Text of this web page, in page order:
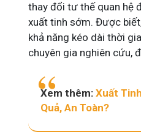
thay đổi tư thế quan hệ
xuất tinh sớm. Được
khả năng kéo dài thời
chuyên gia nghiên cứu,
Xem thêm:Xuất
Quả, An Toàn?
Mề Đay Đỗ Minh - Đánh Bay Mẩn
thành viên
Mề đay, mẩn ngứa gây khó chịu và ảnh
Đây là nơi tôi chia sẻ cách giảm ngứa,